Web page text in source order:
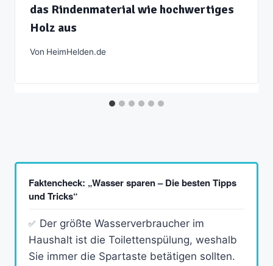
das Rindenmaterial wie hochwertiges
Holz aus
Von HeimHelden.de
Faktencheck: „Wasser sparen – Die besten Tipps
und Tricks“
Der größte Wasserverbraucher im
Haushalt ist die Toilettenspülung, weshalb
Sie immer die Spartaste betätigen sollten.